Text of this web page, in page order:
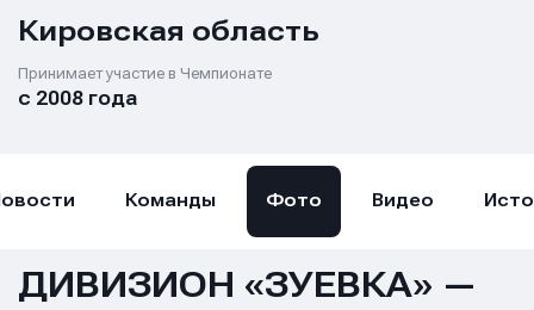
Кировская область
Принимает участие в Чемпионате
с 2008 года
Команды Фото Видео
ДИВИЗИОН «ЗУЕВКА» —